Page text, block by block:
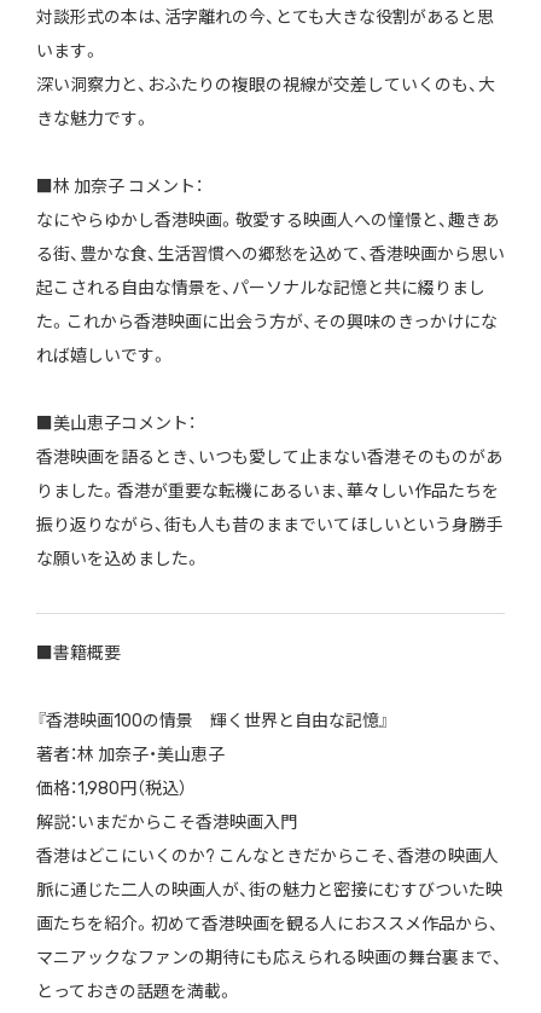
対談形式の本は、活字離れの今、とても大きな役割があると思
います。
深い洞察力と、おふたりの複眼の視線が交差していくのも、大
きな魅力です。
■林 加奈子 コメント：
なにやらゆかし香港映画。敬愛する映画人への憧憬と、趣きあ
る街、豊かな食、生活習慣への郷愁を込めて、香港映画から思い
起こされる自由な情景を、パーソナルな記憶と共に綴りまし
た。これから香港映画に出会う方が、その興味のきっかけにな
れば嬉しいです。
■美山恵子コメント：
香港映画を語るとき、いつも愛して止まない香港そのものがあ
りました。香港が重要な転機にあるいま、華々しい作品たちを
振り返りながら、街も人も昔のままでいてほしいという身勝手
な願いを込めました。
■書籍概要
『香港映画100の情景 輝く世界と自由な記憶』
著者：林 加奈子・美山恵子
価格：1,980円（税込）
解説：いまだからこそ香港映画入門
香港はどこにいくのか? こんなときだからこそ、香港の映画人
脈に通じた二人の映画人が、街の魅力と密接にむすびついた映
画たちを紹介。初めて香港映画を観る人におススメ作品から、
マニアックなファンの期待にも応えられる映画の舞台裏まで、
とっておきの話題を満載。